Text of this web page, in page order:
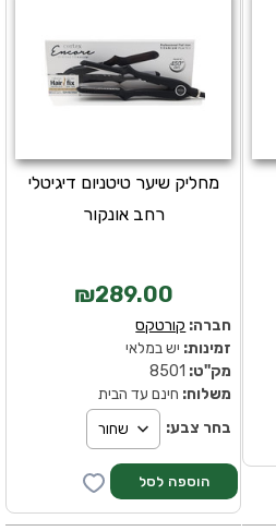
מחליק שיער טיטניום דיגיטלי
רחב אונקור
₪289.00
חברה: קורטקס
זמינות: יש במלאי
מק''ט:
משלוח: חינם עד הבית
בחר צבע: